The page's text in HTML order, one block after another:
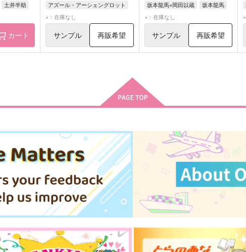
土井半助
カート
アズール・アーシェングロット
フロイド・リーチ
×：在庫なし
サンプル 再販希望
坂本龍馬×岡田以蔵
坂本龍馬
岡田以蔵
×：在庫なし
サンプル 再販希望